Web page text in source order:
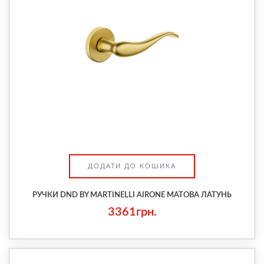
ДОДАТИ ДО КОШИКА
РУЧКИ DND BY MARTINELLI AIRONE МАТОВА ЛАТУНЬ
3361грн.